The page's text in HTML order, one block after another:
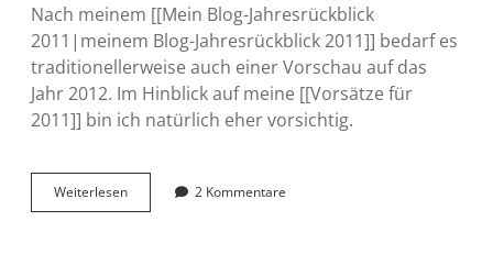
Nach meinem [[Mein Blog-Jahresrückblick
2011|meinem Blog-Jahresrückblick 2011]] bedarf es
traditionellerweise auch einer Vorschau auf das
Jahr 2012. Im Hinblick auf meine [[Vorsätze für
2011]] bin ich natürlich eher vorsichtig.
WeiterlesenVorsätze
für
2 Kommentare